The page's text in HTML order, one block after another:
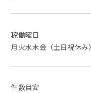
稼働曜日
月火水木金（土日祝休み）
件数目安